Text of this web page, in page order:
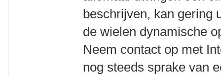
beschrijven, kan gering
de wielen dynamische
Neem contact op met
nog steeds sprake van